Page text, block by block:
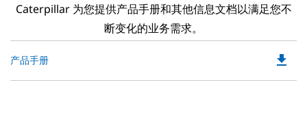
Caterpillar 为您提供产品手册和其他信息文档以满足您不
断变化的业务需求。
产品手册 file_download